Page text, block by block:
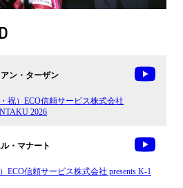
ン・ターザン
祝）ECO信頼サービス株式会社
2026
・マナート
ECO信頼サービス株式会社 presents K-1